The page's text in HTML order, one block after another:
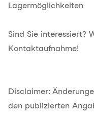
Lagermöglichkeiten
Sind Sie interessiert?
Kontaktaufnahme!
Disclaimer:
den publizierten